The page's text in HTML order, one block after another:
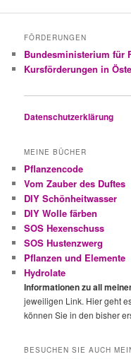
FÖRDERUNGEN
Bundesministerium für
Kursförderungen in
Datenschutzerklärung
MEINE BÜCHER
Pflanzencode
Vom Zauber des Duftes
DIY Schönheitwasser
DIY Wolle färben
SOS Hexenschuss
SOS Hustenzwerg
Pflanzen und Elemente
Hydrolate
Informationen zu all
jeweiligen Link. Hier geht
können Sie in den bisher
BESUCHEN SIE AUCH